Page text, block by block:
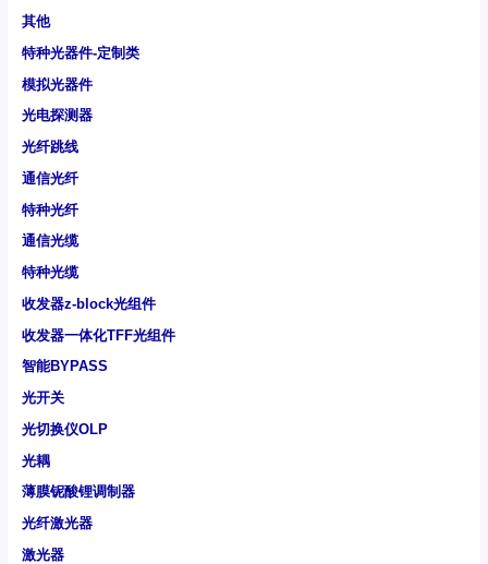
其他
特种光器件-定制类
模拟光器件
光电探测器
光纤跳线
通信光纤
特种光纤
通信光缆
特种光缆
收发器z-block光组件
收发器一体化TFF光组件
智能BYPASS
光开关
光切换仪OLP
光耦
薄膜铌酸锂调制器
光纤激光器
激光器